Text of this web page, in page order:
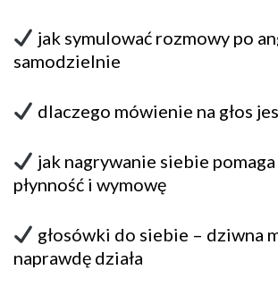
jak symulować rozmowy po
samodzielnie
dlaczego mówienie na głos
jak nagrywanie siebie
płynność i wymowę
głosówki do siebie – dziwna
naprawdę działa